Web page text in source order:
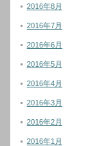
2016年8月
2016年7月
2016年6月
2016年5月
2016年4月
2016年3月
2016年2月
2016年1月